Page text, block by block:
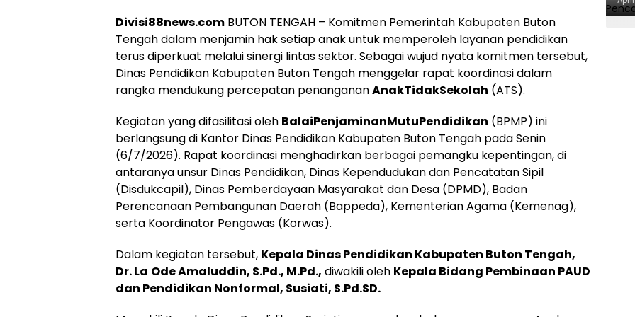
Divisi88news.com BUTON TENGAH – Komitmen Pemerintah Kabupaten Buton
Tengah dalam menjamin hak setiap anak untuk memperoleh layanan pendidikan
terus diperkuat melalui sinergi lintas sektor. Sebagai wujud nyata komitmen tersebut,
Dinas Pendidikan Kabupaten Buton Tengah menggelar rapat koordinasi dalam
rangka mendukung percepatan penangananAnakTidakSekolah (ATS).
Kegiatan yang difasilitasi oleh BalaiPenjaminanMutuPendidikan (BPMP) ini
berlangsung di Kantor Dinas Pendidikan Kabupaten Buton Tengah pada Senin
(6/7/2026). Rapat koordinasi menghadirkan berbagai pemangku kepentingan, di
antaranya unsur Dinas Pendidikan, Dinas Kependudukan dan Pencatatan Sipil
(Disdukcapil), Dinas Pemberdayaan Masyarakat dan Desa (DPMD), Badan
Perencanaan Pembangunan Daerah (Bappeda), Kementerian Agama (Kemenag),
serta Koordinator Pengawas (Korwas).
Dalam kegiatan tersebut, Kepala Dinas Pendidikan Kabupaten Buton Tengah,
Dr. La Ode Amaluddin, S.Pd., M.Pd., diwakili oleh Kepala Bidang Pembinaan PAUD
dan Pendidikan Nonformal, Susiati, S.Pd.SD.